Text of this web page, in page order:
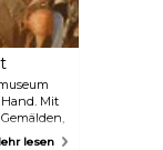
Mit
lesen